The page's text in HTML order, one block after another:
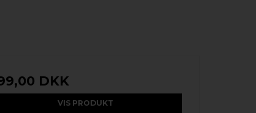
DKK
VIS PRODUKT